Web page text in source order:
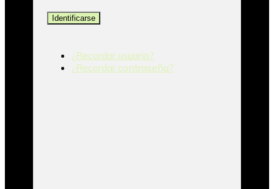
Identificarse
¿Recordar usuario?
¿Recordar contraseña?